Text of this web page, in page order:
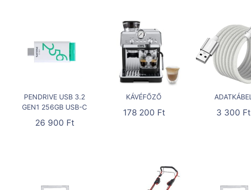
PENDRIVE USB 3.2
GEN1 256GB USB-C
26 900 Ft
KÁVÉFŐZŐ
178 200 Ft
ADATKÁBEL
3 300 Ft